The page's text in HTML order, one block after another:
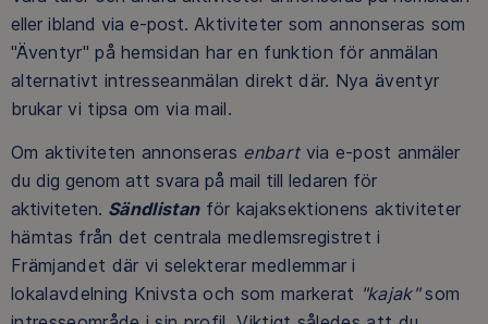
eller ibland via e-post. Aktiviteter som annonseras som
"Äventyr" på hemsidan har en funktion för anmälan
alternativt intresseanmälan direkt där. Nya äventyr
brukar vi tipsa om via mail.
Om aktiviteten annonseras enbartvia e-postanmäler
du dig genom att svara på mail till ledaren för
aktiviteten. Sändlistanför kajaksektionens aktiviteter
hämtas från det centrala medlemsregistret i
Främjandet där vi selekterar medlemmar i
lokalavdelning Knivsta och som markerat "kajak"som